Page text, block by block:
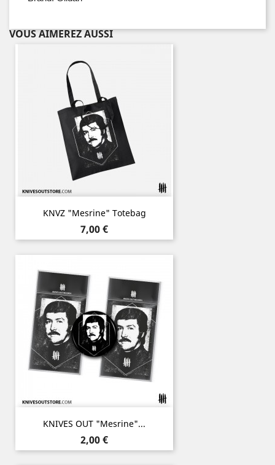
VOUS AIMEREZ AUSSI
KNVZ "Mesrine" Totebag
Prix
7,00 €
KNIVES OUT "Mesrine"...
Prix
2,00 €